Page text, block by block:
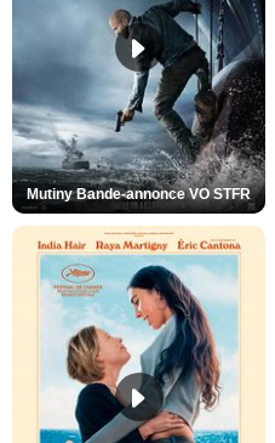
Mutiny Bande-annonce VO STFR